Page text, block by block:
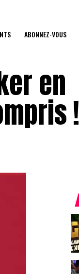
ABONNEZ-VOUS
en
!